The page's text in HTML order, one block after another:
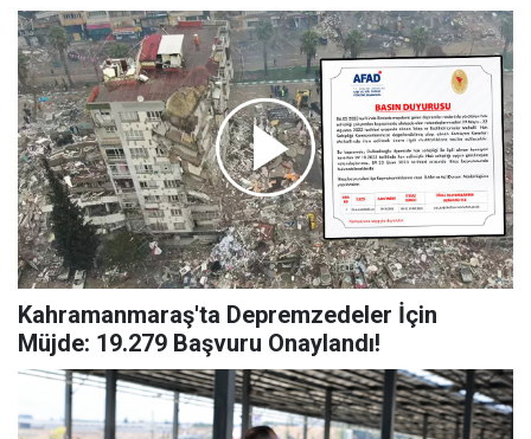
Kahramanmaraş'ta Depremzedeler İçin
Müjde: 19.279 Başvuru Onaylandı!